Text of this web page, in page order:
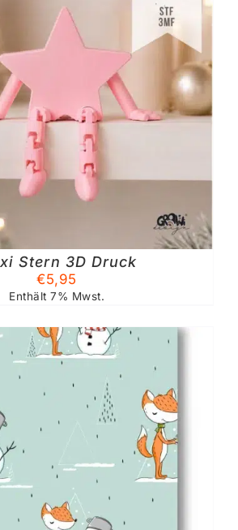
Stern 3D Druck
€5,95
Enthält 7% Mwst.